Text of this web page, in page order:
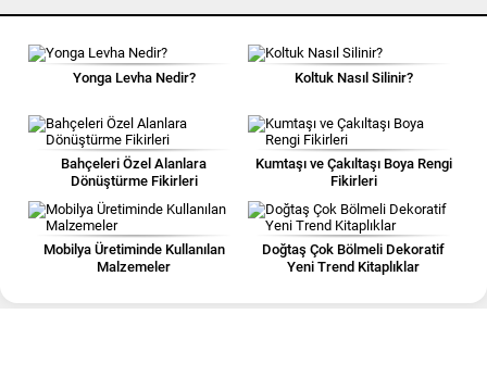
Yonga Levha Nedir? Koltuk Nasıl Silinir?
Bahçeleri Özel Alanlara
Dönüştürme Fikirleri
Kumtaşı ve Çakıltaşı Boya Rengi
Fikirleri
Mobilya Üretiminde Kullanılan
Malzemeler
Doğtaş Çok Bölmeli Dekoratif
Yeni Trend Kitaplıklar